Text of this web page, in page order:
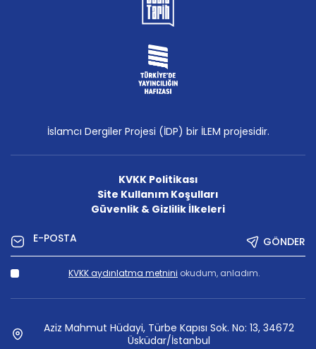
İslamcı Dergiler Projesi (İDP) bir İLEM projesidir.
KVKK Politikası
Site Kullanım Koşulları
Güvenlik & Gizlilik İlkeleri
GÖNDER
KVKK aydınlatma metnini okudum, anladım.
Aziz Mahmut Hüdayi, Türbe Kapısı Sok. No: 13, 34672
Üsküdar/İstanbul